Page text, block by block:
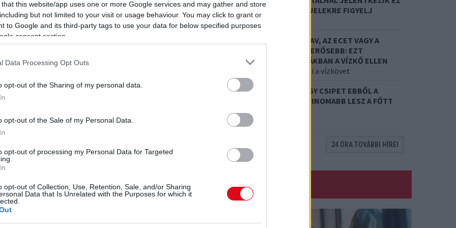
that this website/app uses one or more Google services and may gather and store
but not limited to your visit or usage behaviour. You may click to grant or
to Google and its third-party tags to use your data for below specified purposes
consent section.
Data Processing Opt Outs
opt-out of the Sharing of my personal data.
opt-out of the Sale of my Personal Data.
opt-out of processing my Personal Data for Targeted
opt-out of Collection, Use, Retention, Sale, and/or Sharing
Data that Is Unrelated with the Purposes for which it
megváltozott.
mai életéért!
ANDRASCHEK LÁSZLÓ
A VITAMINHIÁNY – ILYEN JELEKRE FIGYELJ
Erre figyelj!
NEM A CITROMSAV, AZ ECET VAGY A
SZÓDABIKARBÓNA A LEGERŐSEBB: EZT
HASZNÁLJÁK A SZÁLLODÁKBAN A VÍZKŐ ELLEN
Ez a szer tényleg eltünteti a vízkövet
07. 31.
HAGYD A SÓT: EGY CSIPET EBBŐL A
FŐZŐVÍZBE, ÉS SOKKAL FINOMABB LESZ A FŐTT
KRUMPLI
Titkos hozzávaló
24 ÓRA TOVÁBBI HÍREI